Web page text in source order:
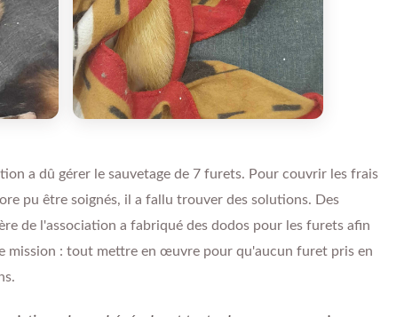
a dû gérer le sauvetage de 7 furets. Pour couvrir les frais
pu être soignés, il a fallu trouver des solutions. Des
de l'association a fabriqué des dodos pour les furets afin
mission : tout mettre en œuvre pour qu'aucun furet pris en